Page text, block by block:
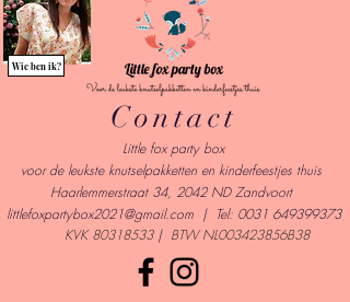
Wie ben ik?
Contact
Little fox party box
voor de leukste knutselpakketten en kinderfeestjes thuis
Haarlemmerstraat 34, 2042 ND Zandvoort
littlefoxpartybox2021@gmail.com| Tel: 0031 649399373
KVK80318533 | BTW NL003423856B38